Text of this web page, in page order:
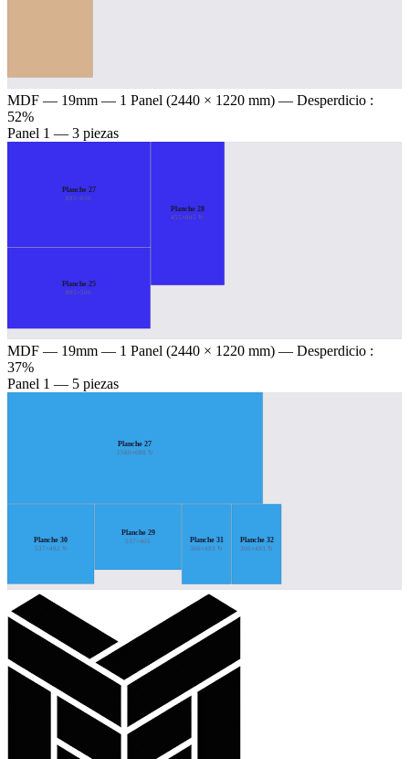
MDF — 19mm — 1 Panel (2440 × 1220 mm) — Desperdicio :
52%
Panel 1 — 3 piezas
Planche 27
885×650
Planche 25
885×500
Planche 28
455×885 ↻
MDF — 19mm — 1 Panel (2440 × 1220 mm) — Desperdicio :
37%
Panel 1 — 5 piezas
Planche 27
1580×688 ↻
Planche 30
537×492 ↻
Planche 29
537×405 Planche 31
306×493 ↻
Planche 32
306×493 ↻